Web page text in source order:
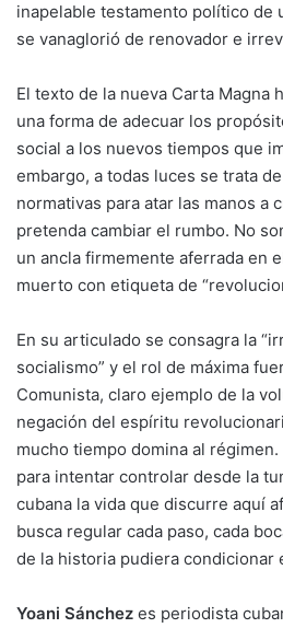
inapelable testamento político de
se vanaglorió de renovador e
El texto de la nueva Carta Magna
una forma de adecuar los
social a los nuevos tiempos que
embargo, a todas luces se trata
normativas para atar las manos a
pretenda cambiar el rumbo. No
un ancla firmemente aferrada en
muerto con etiqueta de
En su articulado se consagra la
socialismo” y el rol de máxima
Comunista, claro ejemplo de la
negación del espíritu
mucho tiempo domina al
para intentar controlar desde la
cubana la vida que discurre aquí
busca regular cada paso, cada
de la historia pudiera condicionar
Yoani Sánchez es periodista